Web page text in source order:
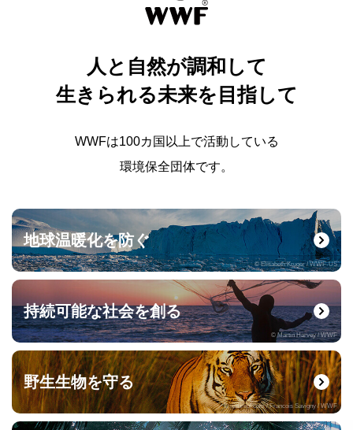
人と自然が調和して
生きられる未来を目指して
WWFは100カ国以上で活動している
環境保全団体です。
地球温暖化を防ぐ
© Elisabeth Kruger / WWF-US
持続可能な社会を創る
© Martin Harvey / WWF
野生生物を守る
© naturepl.com / Francois Savigny / WWF